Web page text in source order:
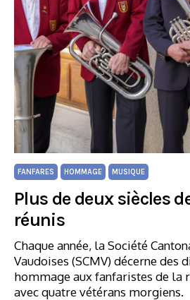
FANFARES HOMMAGE MUSIQUE
Plus de deux siècles
réunis
Chaque année, la Société
Vaudoises (SCMV) décerne des
hommage aux fanfaristes de la
avec quatre vétérans morgiens.